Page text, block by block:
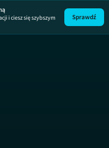
ODCINEK
i ciesz się szybszym
Sprawdź